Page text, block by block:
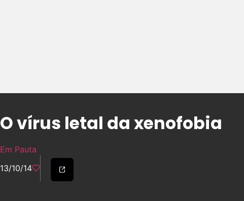
O vírus letal da xenofobia
Em Pauta
13/10/14